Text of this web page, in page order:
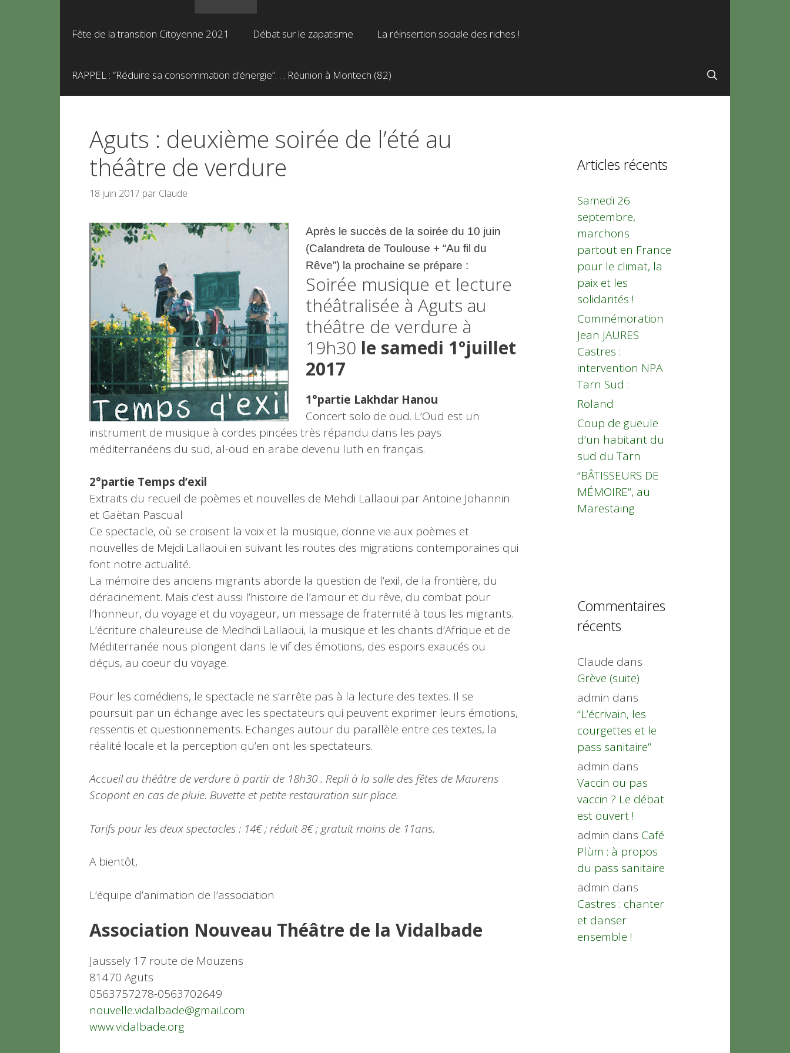
Fête de la transition Citoyenne 2021 Débat sur le zapatisme La réinsertion sociale des riches !
RAPPEL : “Réduire sa consommation d’énergie”. . . Réunion à Montech (82)
Aguts : deuxième soirée de l’été au
théâtre de verdure
18 juin 2017 par Claude
Après le succès de la soirée du 10 juin
(Calandreta de Toulouse + “Au fil du
Rêve”) la prochaine se prépare :
Soirée musique et lecture
théâtralisée à Aguts au
théâtre de verdure à
19h30 le samedi 1°juillet
2017
1°partie Lakhdar Hanou
Concert solo de oud. L‘Oud est un
instrument de musique à cordes pincées très répandu dans les pays
méditerranéens du sud, al-oud en arabe devenu luth en français.
2°partie Temps d’exil
Extraits du recueil de poèmes et nouvelles de Mehdi Lallaoui par Antoine Johannin
et Gaëtan Pascual
Ce spectacle, où se croisent la voix et la musique, donne vie aux poèmes et
nouvelles de Mejdi Lallaoui en suivant les routes des migrations contemporaines qui
font notre actualité.
La mémoire des anciens migrants aborde la question de l’exil, de la frontière, du
déracinement. Mais c’est aussi l’histoire de l’amour et du rêve, du combat pour
l’honneur, du voyage et du voyageur, un message de fraternité à tous les migrants.
L’écriture chaleureuse de Medhdi Lallaoui, la musique et les chants d’Afrique et de
Méditerranée nous plongent dans le vif des émotions, des espoirs exaucés ou
déçus, au coeur du voyage.
Pour les comédiens, le spectacle ne s’arrête pas à la lecture des textes. Il se
poursuit par un échange avec les spectateurs qui peuvent exprimer leurs émotions,
ressentis et questionnements. Echanges autour du parallèle entre ces textes, la
réalité locale et la perception qu’en ont les spectateurs.
Accueil au théâtre de verdure à partir de 18h30 . Repli à la salle des fêtes de Maurens
Scopont en cas de pluie. Buvette et petite restauration sur place.
Tarifs pour les deux spectacles : 14€ ; réduit 8€ ; gratuit moins de 11ans.
A bientôt,
L’équipe d’animation de l’association
Association Nouveau Théâtre de la Vidalbade
Jaussely 17 route de Mouzens
81470 Aguts
0563757278-0563702649
nouvelle.vidalbade@gmail.com
www.vidalbade.org
Articles récents
Samedi 26
septembre,
marchons
partout en France
pour le climat, la
paix et les
solidarités !
Commémoration
Jean JAURES
Castres :
intervention NPA
Tarn Sud :
Roland
Coup de gueule
d’un habitant du
sud du Tarn
“BÂTISSEURS DE
MÉMOIRE”, au
Marestaing
Commentaires
récents
Claude dans
Grève (suite)
admin dans
“L’écrivain, les
courgettes et le
pass sanitaire”
admin dans
Vaccin ou pas
vaccin ? Le débat
est ouvert !
admin dans Café
Plùm : à propos
du pass sanitaire
admin dans
Castres : chanter
et danser
ensemble !